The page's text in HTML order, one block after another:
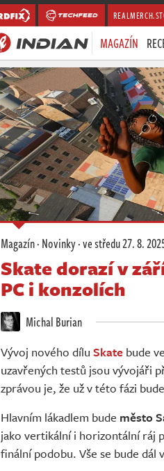
MAGAZÍN
Magazín·Novinky·ve středu27. 8.
Skate dorazí v
PC i konzolích
Michal Burian
Vývoj nového dílu Skate bude
uzavřených testů jsou vývojáři
zprávou je, že už v této fázi
Hlavním lákadlem bude město
jako vertikální i horizontální ráj
finální podobu. Vše se bude